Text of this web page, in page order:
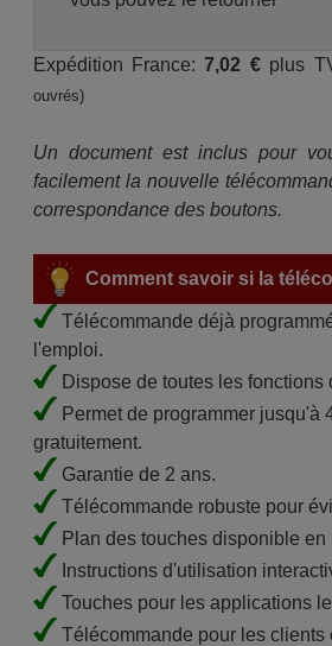
Expédition France:7,02 €plus
ouvrés)
Un document est inclus pour
facilement la nouvelle
correspondance des boutons.
Comment savoir si la
Télécommande déjà
l'emploi.
Dispose de toutes les fonctions
Permet de programmer jusqu'à
gratuitement.
Garantie de 2 ans.
Télécommande robuste pour
Plan des touches disponible en
Instructions d'utilisation
Touches pour les applications
Télécommande pour les clients